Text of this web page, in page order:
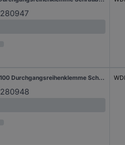
280947
Weidmüller 1021580000-100 Durchgangsreihenklemme Schrauben Blau 100 St.
280948